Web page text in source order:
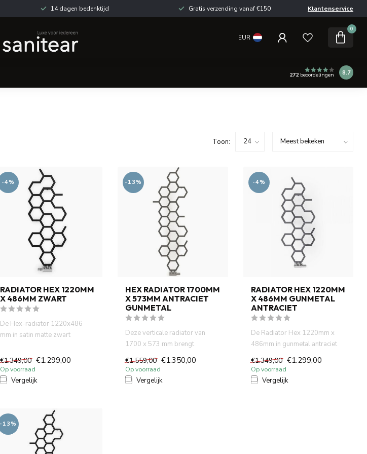
14 dagen bedenktijd Gratis verzending vanaf €150 Klantenservice
EUR
0
272beoordelingen 8.7
Toon:
-4%
RADIATOR HEX 1220MM
X 486MM ZWART
De Hex-radiator 1220x486
mm in satin matte zwart
zeshoekig...
€1.349,00 €1.299,00
Op voorraad
Vergelijk
-13%
HEX RADIATOR 1700MM
X 573MM ANTRACIET
GUNMETAL
Deze verticale radiator van
1700 x 573 mm brengt
efficiënt...
€1.559,00 €1.350,00
Op voorraad
Vergelijk
-4%
RADIATOR HEX 1220MM
X 486MM GUNMETAL
ANTRACIET
De Radiator Hex 1220mm x
486mm in gunmetal antraciet
€1.349,00 €1.299,00
Op voorraad
Vergelijk
-13%